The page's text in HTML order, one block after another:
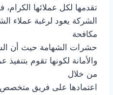
تقدمها لكل عملائها
الشركة يعود لرغبة عملاء
مكافحة
حشرات الشهامة حيث أن
والأمانة لكونها تقوم
من خلال
اعتمادها على فريق